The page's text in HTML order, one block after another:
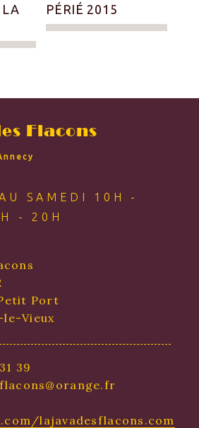
PÉRIÉ 2015
Flacons
SAMEDI 10H -
- 20H
Port
le-Vieux
39
lajavadesflacons.com